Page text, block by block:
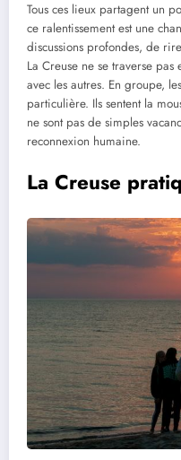
Tous ces lieux partagent un
ce ralentissement est une
discussions profondes, de
La Creuse ne se traverse
avec les autres. En groupe,
particulière. Ils sentent la
ne sont pas de simples
reconnexion humaine.
La Creuse